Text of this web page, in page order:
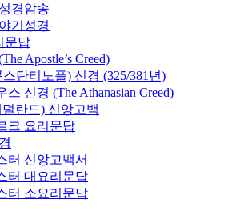
경암송
기성경
문답
Apostle’s Creed)
탄티노플) 신경 (325/381년)
스 신경 (The Athanasian Creed)
란드) 신앙고백
크 요리문답
터 신앙고백서
터 대요리문답
터 소요리문답